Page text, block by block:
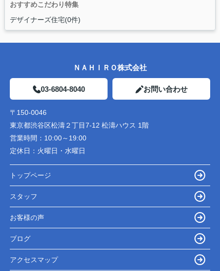
おすすめこだわり特集
デザイナーズ住宅(0件)
ＮＡＨＩＲＯ株式会社
03-6804-8040 お問い合わせ
〒150-0046
東京都渋谷区松濤２丁目7-12 松濤ハウス 1階
営業時間： 10:00～19:00
定休日： 火曜日・水曜日
トップページ
スタッフ
お客様の声
ブログ
アクセスマップ